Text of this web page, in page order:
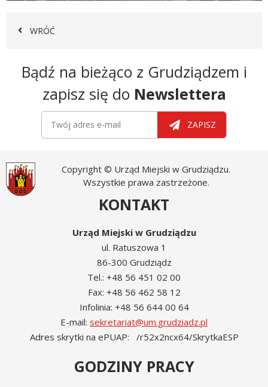
WRÓĆ
Newsletter
Bądź na bieżąco z Grudziądzem i
zapisz się do Newslettera
Newsletter
Twój adres e-mail
ZAPISZ
Copyright © Urząd Miejski w Grudziądzu.
Wszystkie prawa zastrzeżone.
KONTAKT
Urząd Miejski w Grudziądzu
ul. Ratuszowa 1
86-300 Grudziądz
Tel.: +48 56 451 02 00
Fax: +48 56 462 58 12
Infolinia: +48 56 644 00 64
E-mail: sekretariat@um.grudziadz.pl
Adres skrytki na ePUAP: /r52x2ncx64/SkrytkaESP
GODZINY PRACY